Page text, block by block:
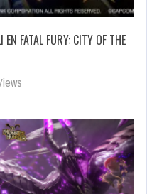
FATAL FURY: CITY OF THE